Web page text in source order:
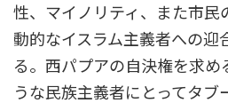
性、マイノリティ、また市民
動的なイスラム主義者への迎
る。西パプアの自決権を求め
うな民族主義者にとってタブ